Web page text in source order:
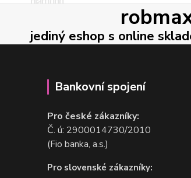
jediný eshop s online
Bankovní spojení
Pro české zákazníky:
Č. ú: 2900014730/2010
(Fio banka, a.s.)
Pro slovenské zákazníky: